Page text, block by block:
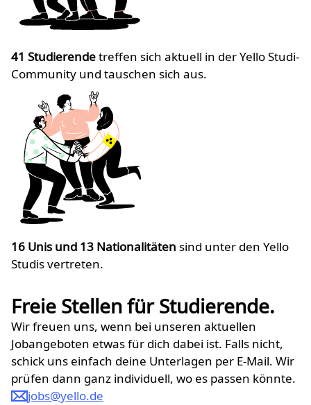
41 Studierendetreffen sich aktuell in der Yello Studi-
Community und tauschen sich aus.
16 Unis und 13 Nationalitäten sind unter den Yello
Studis vertreten.
Freie Stellen für Studierende.
Wir freuen uns, wenn bei unseren aktuellen
Jobangeboten etwas für dich dabei ist. Falls nicht,
schick uns einfach deine Unterlagen per E-Mail. Wir
prüfen dann ganz individuell, wo es passen könnte.
jobs@yello.de